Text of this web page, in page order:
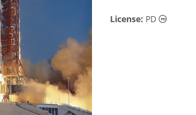
License: PD أيقونات